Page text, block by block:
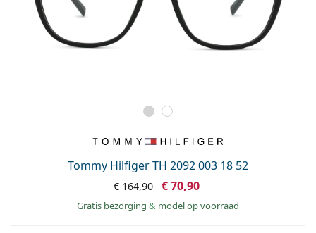
Tommy Hilfiger TH 2092 003 18 52
€ 164,90 € 70,90
Gratis bezorging & model op voorraad